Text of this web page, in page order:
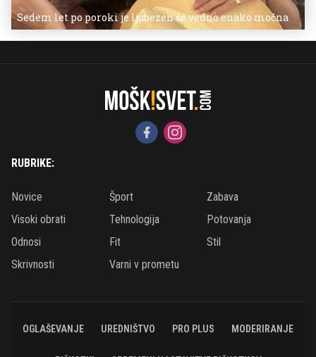
Sedem let po poroki je ljubezen še vedno enako močna
RUBRIKE:
Novice Šport
Zabava
Visoki obrati
Tehnologija
Potovanja
Odnosi
Fit
Stil
Skrivnosti
Varni v prometu
OGLAŠEVANJE UREDNIŠTVO PRO PLUS MODERIRANJE